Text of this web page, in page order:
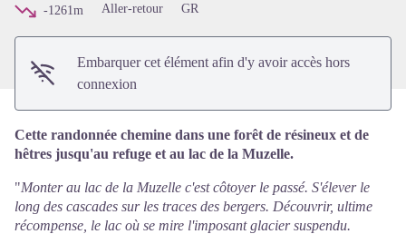
-1261m
Aller-retour GR
Embarquer cet élément afin d'y avoir accès hors
connexion
Cette randonnée chemine dans une forêt de résineux et de
hêtres jusqu'au refuge et au lac de la Muzelle.
"Monter au lac de la Muzelle c'est côtoyer le passé. S'élever le
long des cascades sur les traces des bergers. Découvrir, ultime
récompense, le lac où se mire l'imposant glacier suspendu.